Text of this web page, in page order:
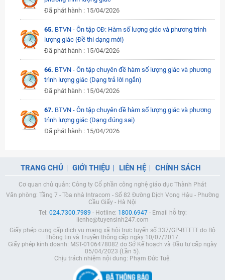
Đã phát hành : 15/04/2026
65. BTVN - Ôn tập CĐ: Hàm số lượng giác và phương trình
lượng giác (Đề thi dạng mới)
Đã phát hành : 15/04/2026
66. BTVN - Ôn tập chuyên đề hàm số lượng giác và phương
trình lượng giác (Dạng trả lời ngắn)
Đã phát hành : 15/04/2026
67. BTVN - Ôn tập chuyên đề hàm số lượng giác và phương
trình lượng giác (Dạng đúng sai)
Đã phát hành : 15/04/2026
TRANG CHỦ GIỚI THIỆU LIÊN HỆ CHÍNH SÁCH
Cơ quan chủ quản: Công ty Cổ phần công nghệ giáo dục Thành Phát
Văn phòng: Tầng 7 - Tòa nhà Intracom - Số 82 Đường Dịch Vọng Hậu - Phường
Cầu Giấy - Hà Nội
Tel: 024.7300.7989 - Hotline: 1800.6947- Email hỗ trợ:
lienhe@tuyensinh247.com
Giấy phép cung cấp dịch vụ mạng xã hội trực tuyến số 337/GP-BTTTT do Bộ
Thông tin và Truyền thông cấp ngày 10/07/2017.
Giấy phép kinh doanh: MST-0106478082 do Sở Kế hoạch và Đầu tư cấp ngày
05/04/2023 (Lần 5).
Chịu trách nhiệm nội dung: Phạm Đức Tuệ.